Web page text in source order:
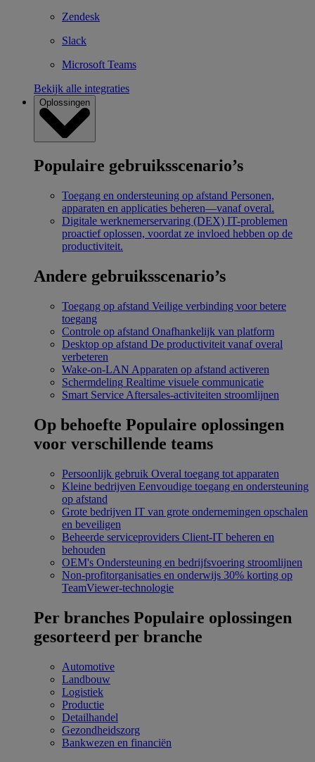
Zendesk
Slack
Microsoft Teams
Bekijk alle integraties
Oplossingen
Populaire gebruiksscenario’s
Toegang en ondersteuning op afstand Personen,
apparaten en applicaties beheren—vanaf overal.
Digitale werknemerservaring (DEX) IT-problemen
proactief oplossen, voordat ze invloed hebben op de
productiviteit.
Andere gebruiksscenario’s
Toegang op afstand Veilige verbinding voor betere
toegang
Controle op afstand Onafhankelijk van platform
Desktop op afstand De productiviteit vanaf overal
verbeteren
Wake-on-LAN Apparaten op afstand activeren
Schermdeling Realtime visuele communicatie
Smart Service Aftersales-activiteiten stroomlijnen
Op behoefte Populaire oplossingen
voor verschillende teams
Persoonlijk gebruik Overal toegang tot apparaten
Kleine bedrijven Eenvoudige toegang en ondersteuning
op afstand
Grote bedrijven IT van grote ondernemingen opschalen
en beveiligen
Beheerde serviceproviders Client-IT beheren en
behouden
OEM's Ondersteuning en bedrijfsvoering stroomlijnen
Non-profitorganisaties en onderwijs 30% korting op
TeamViewer-technologie
Per branches Populaire oplossingen
gesorteerd per branche
Automotive
Landbouw
Logistiek
Productie
Detailhandel
Gezondheidszorg
Bankwezen en financiën